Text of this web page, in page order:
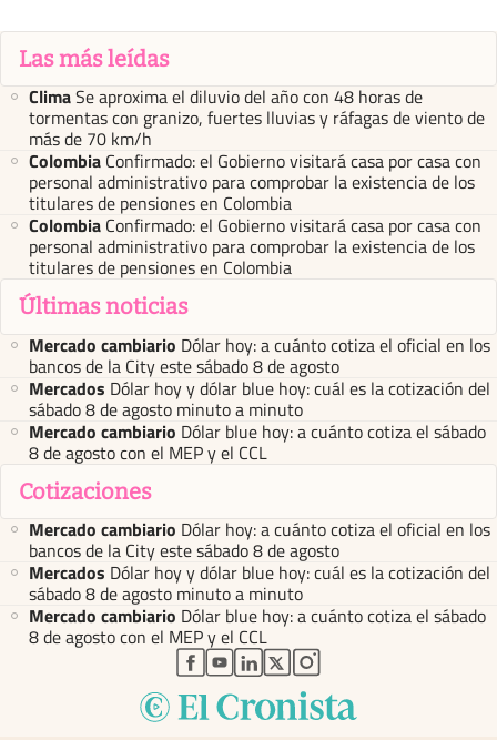
Las más leídas
ClimaSe aproxima el diluvio del año con 48 horas de
tormentas con granizo, fuertes lluvias y ráfagas de viento de
más de 70 km/h
Colombia Confirmado: el Gobierno visitará casa por casa con
personal administrativo para comprobar la existencia de los
titulares de pensiones en Colombia
Colombia Confirmado: el Gobierno visitará casa por casa con
personal administrativo para comprobar la existencia de los
titulares de pensiones en Colombia
Últimas noticias
Mercado cambiario Dólar hoy: a cuánto cotiza el oficial en los
bancos de la City este sábado 8 de agosto
Mercados Dólar hoy y dólar blue hoy: cuál es la cotización del
sábado 8 de agosto minuto a minuto
Mercado cambiario Dólar blue hoy: a cuánto cotiza el sábado
8 de agosto con el MEP y el CCL
Cotizaciones
Mercado cambiario Dólar hoy: a cuánto cotiza el oficial en los
bancos de la City este sábado 8 de agosto
Mercados Dólar hoy y dólar blue hoy: cuál es la cotización del
sábado 8 de agosto minuto a minuto
Mercado cambiario Dólar blue hoy: a cuánto cotiza el sábado
8 de agosto con el MEP y el CCL
abre en nueva pestaña
abre en nueva pestaña
abre en nueva pestaña
abre en nueva pestaña
abre en nueva pestaña